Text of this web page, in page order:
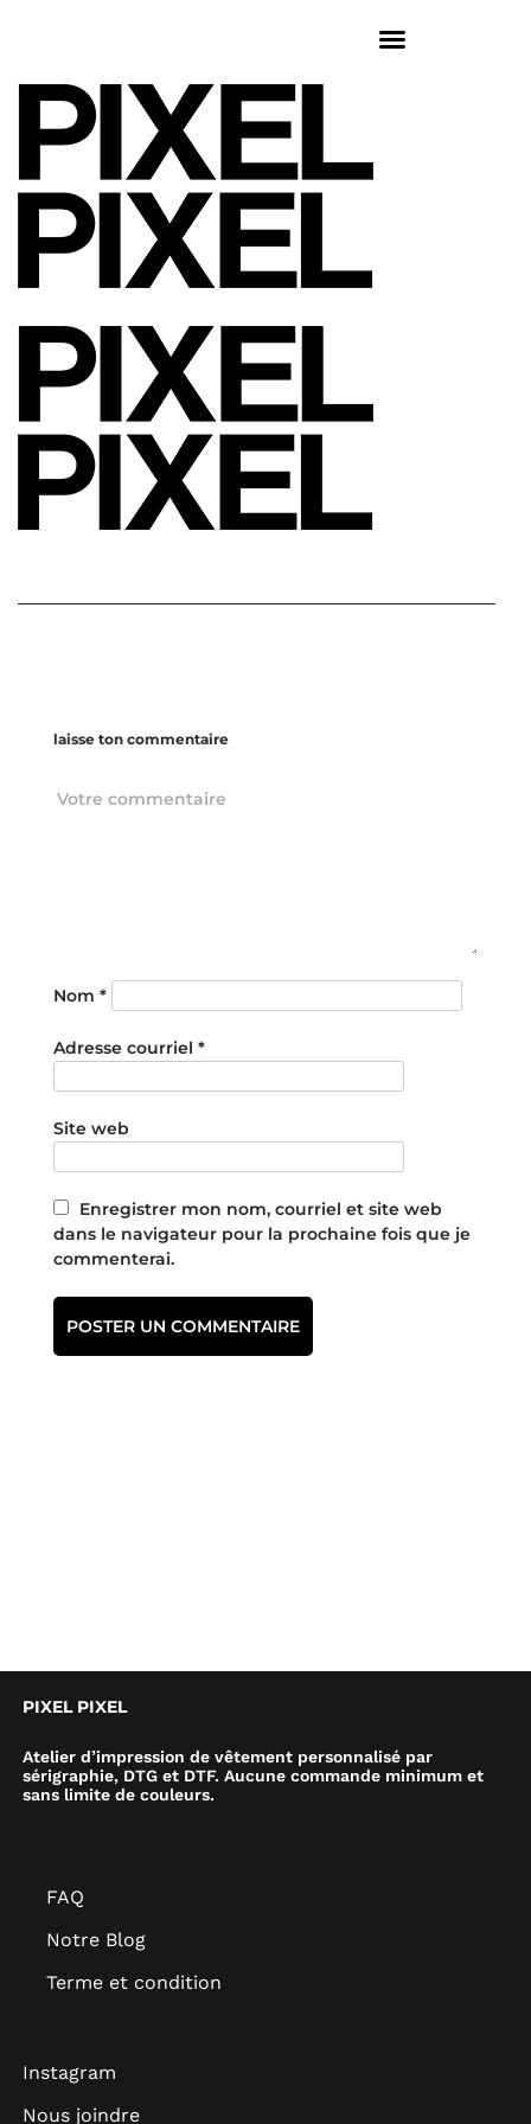
laisse ton commentaire
Nom *
Adresse courriel *
Site web
Enregistrer mon nom, courriel et site web
dans le navigateur pour la prochaine fois que je
commenterai.
PIXEL PIXEL
Atelier d’impression de vêtement personnalisé par
sérigraphie, DTG et DTF. Aucune commande minimum et
sans limite de couleurs.
FAQ
Notre Blog
Terme et condition
Instagram
Nous joindre